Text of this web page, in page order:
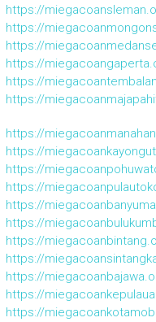
https://
https://
https://
https://
https://
https://
https://
https://
https://
https://
https://
https://
https://
https://
https://
https://
https://